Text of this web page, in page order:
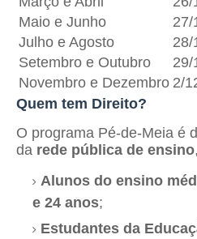
Maio e Junho
27/
Julho e Agosto
28/
Setembro e Outubro
29/
Novembro e Dezembro 2/
Quem tem Direito?
O programa Pé-de-Meia é
da rede pública de ensino
Alunos do ensino
e 24 anos;
Estudantes da